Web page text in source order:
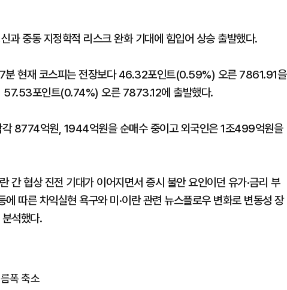
과 중동 지정학적 리스크 완화 기대에 힘입어 상승 출발했다.
분 현재 코스피는 전장보다 46.32포인트(0.59%) 오른 7861.91을
57.53포인트(0.74%) 오른 7873.12에 출발했다.
각 8774억원, 1944억원을 순매수 중이고 외국인은 1조499억원을
간 협상 진전 기대가 이어지면서 증시 불안 요인이던 유가·금리 부
따른 차익실현 욕구와 미·이란 관련 뉴스플로우 변화로 변동성 장
석했다.
폭 축소